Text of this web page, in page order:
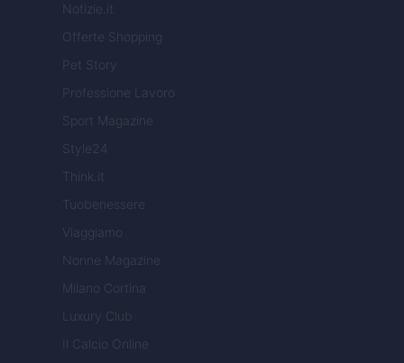
Notizie.it
Offerte Shopping
Pet Story
Professione Lavoro
Sport Magazine
Style24
Think.it
Tuobenessere
Viaggiamo
Nonne Magazine
Milano Cortina
Luxury Club
Il Calcio Online